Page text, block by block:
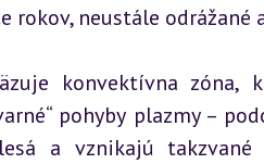
rokov, neustále odrážané
konvektívna
pohyby plazmy –
a vznikajú